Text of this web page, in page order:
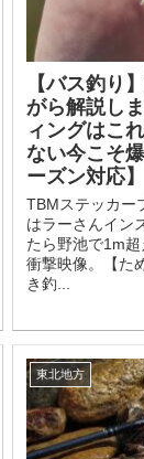
【バス釣り
がら解説し
ィングはこ
ない今こそ
ーズン対応
TBMステッカー
はラーさんイン
たら野池で1m
衝撃映像。【た
き釣...
東北地方